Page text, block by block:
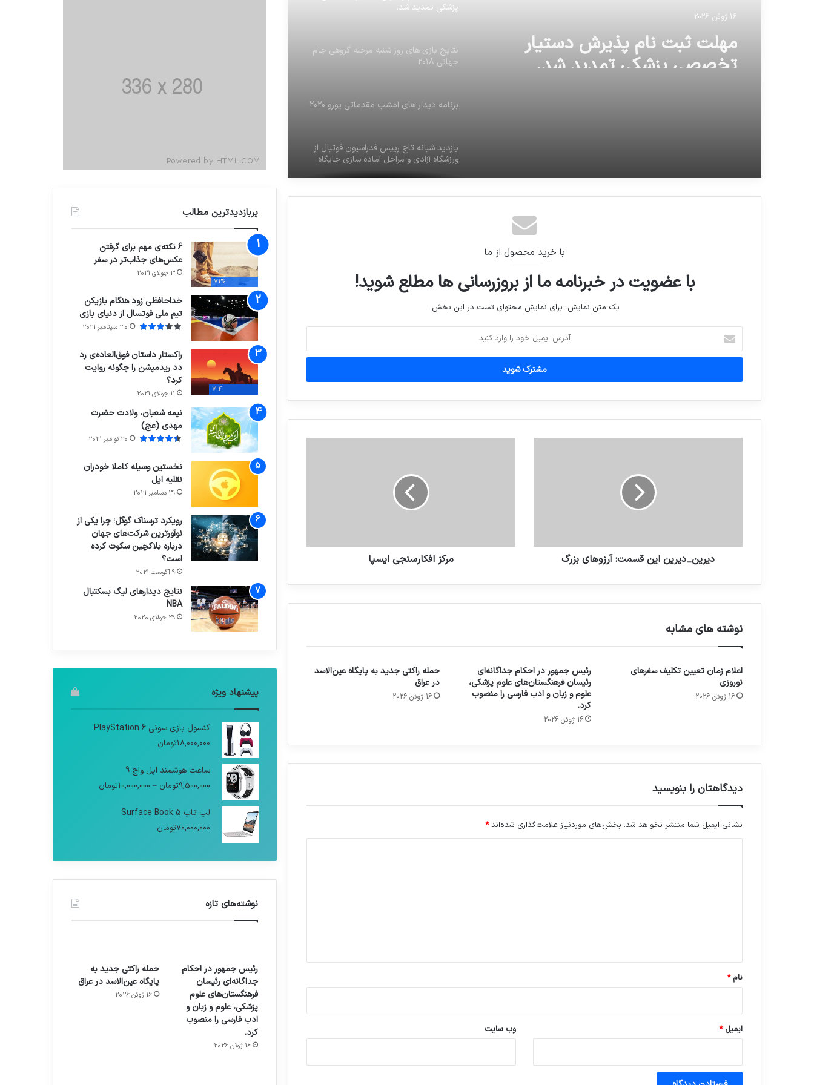
16 ژوئن 2026
مهلت ثبت نام پذیرش دستیار
تخصصی پزشکی تمدید شد.
پزشکی تمدید شد.
نتایج بازی های روز شنبه مرحله گروهی جام
جهانی ۲۰۱۸
برنامه دیدار های امشب مقدماتی یورو ۲۰۲۰
بازدید شبانه تاج رییس فدراسیون فوتبال از
ورزشگاه آزادی و مراحل آماده سازی جایگاه
مهلت ثبت نام پذیرش دستیار تخصصی
پزشکی تمدید شد.
نتایج بازی های روز شنبه مرحله گروهی جام
فدراسیون جهانی تکواندو، کیمیا علیزاده ملی
با خرید محصول از ما
با عضویت در خبرنامه ما از بروزرسانی ها مطلع شوید!
یک متن نمایش، برای نمایش محتوای تست در این بخش.
آدرس
ایمیل
خود
وارد
دیرین_دیرین این قسمت: آرزوهای بزرگ مرکز افکارسنجی ایسپا
نوشته های مشابه
اعلام زمان تعیین تکلیف سفرهای
نوروزی
16 ژوئن 2026
رئیس جمهور در احکام جداگانه‌ای
رئیسان فرهنگستان‌های علوم پزشکی،
علوم و زبان و ادب فارسی را منصوب
کرد.
16 ژوئن 2026
حمله راکتی جدید به پایگاه عین‌الاسد
در عراق
16 ژوئن 2026
دیدگاهتان را بنویسید
نشانی ایمیل شما منتشر نخواهد شد. بخش‌های موردنیاز علامت‌گذاری شده‌اند*
نام*
ایمیل* وب‌ سایت
پربازدیدترین مطالب
71%
6 نکته‌ی مهم برای گرفتن
عکس‌های جذاب‌تر در سفر
3 جولای 2021
خداحافظی زود هنگام بازیکن
تیم ملی فوتسال از دنیای بازی
30 سپتامبر 2021
7.4
راکستار داستان فوق‌العاده‌ی رد
دد ریدمپشن را چگونه روایت
کرد؟
11 جولای 2021
نیمه شعبان، ولادت حضرت
مهدی (عج)
20 نوامبر 2021
نخستین وسیله کاملا خودران
نقلیه اپل
29 دسامبر 2021
رویکرد ترسناک گوگل؛ چرا یکی از
نوآورترین شرکت‌های جهان
درباره بلاکچین سکوت کرده
است؟
9 آگوست 2021
نتایج دیدار‌های لیگ بسکتبال
NBA
29 جولای 2020
پیشنهاد ویژه
کنسول بازی سونی PlayStation 6
18,000,000تومان
ساعت هوشمند اپل واچ 9
9,500,000تومان –
10,000,000تومان
لپ تاپ Surface Book 5
70,000,000تومان
نوشته‌های تازه
رئیس جمهور در احکام
جداگانه‌ای رئیسان
فرهنگستان‌های علوم
پزشکی، علوم و زبان و
ادب فارسی را منصوب
کرد.
16 ژوئن 2026
حمله راکتی جدید به
پایگاه عین‌الاسد در عراق
16 ژوئن 2026